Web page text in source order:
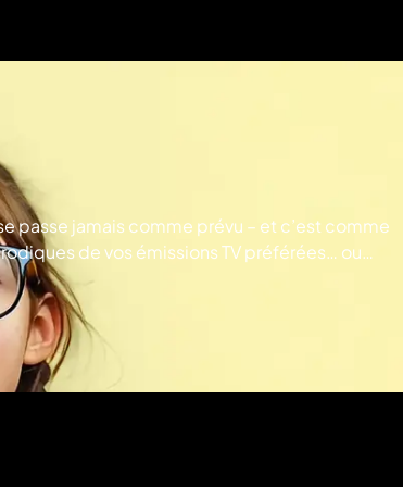
passe jamais comme prévu – et c’est comme
de vos émissions TV préférées… ou
et grands ! © Good TV*